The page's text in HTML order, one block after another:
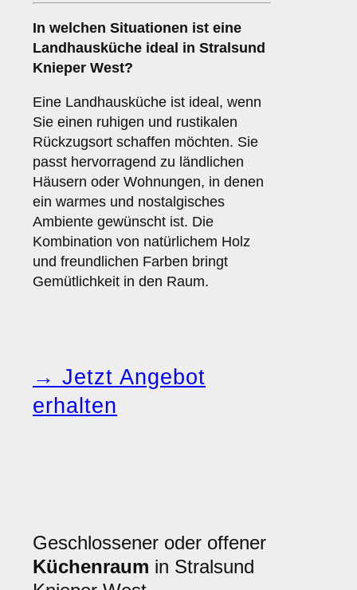
In welchen Situationen ist eine
Landhausküche ideal in Stralsund
Knieper West?
Eine Landhausküche ist ideal, wenn
Sie einen ruhigen und rustikalen
Rückzugsort schaffen möchten. Sie
passt hervorragend zu ländlichen
Häusern oder Wohnungen, in denen
ein warmes und nostalgisches
Ambiente gewünscht ist. Die
Kombination von natürlichem Holz
und freundlichen Farben bringt
Gemütlichkeit in den Raum.
→ Jetzt Angebot
erhalten
Geschlossener oder offener
Küchenraum in Stralsund